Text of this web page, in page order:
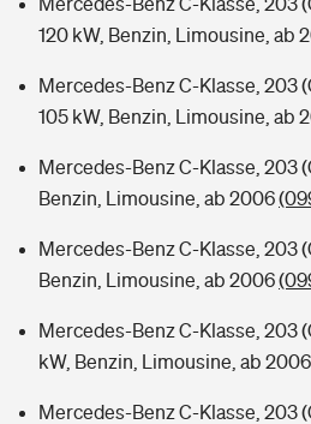
120 kW, Benzin, Limousine, ab
Mercedes-Benz C-Klasse, 203
105 kW, Benzin, Limousine, ab
Mercedes-Benz C-Klasse, 203
Benzin, Limousine, ab 2006
Mercedes-Benz C-Klasse, 203
Benzin, Limousine, ab 2006
Mercedes-Benz C-Klasse, 203
kW, Benzin, Limousine, ab 2006
Mercedes-Benz C-Klasse, 203